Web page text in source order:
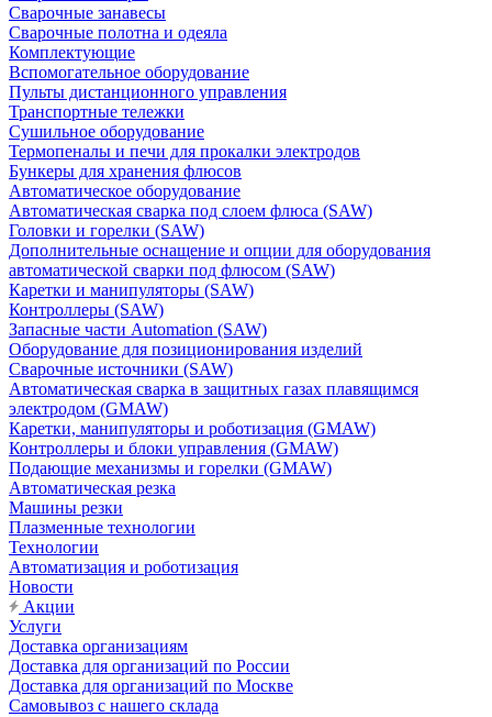
Сварочные занавесы
Сварочные полотна и одеяла
Комплектующие
Вспомогательное оборудование
Пульты дистанционного управления
Транспортные тележки
Сушильное оборудование
Термопеналы и печи для прокалки электродов
Бункеры для хранения флюсов
Автоматическое оборудование
Автоматическая сварка под слоем флюса (SAW)
Головки и горелки (SAW)
Дополнительные оснащение и опции для оборудования
автоматической сварки под флюсом (SAW)
Каретки и манипуляторы (SAW)
Контроллеры (SAW)
Запасные части Automation (SAW)
Оборудование для позиционирования изделий
Сварочные источники (SAW)
Автоматическая сварка в защитных газах плавящимся
электродом (GMAW)
Каретки, манипуляторы и роботизация (GMAW)
Контроллеры и блоки управления (GMAW)
Подающие механизмы и горелки (GMAW)
Автоматическая резка
Машины резки
Плазменные технологии
Технологии
Автоматизация и роботизация
Новости
Акции
Услуги
Доставка организациям
Доставка для организаций по России
Доставка для организаций по Москве
Самовывоз с нашего склада